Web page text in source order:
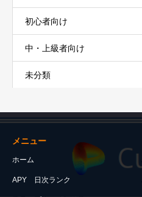
初心者向け
中・上級者向け
未分類
メニュー
ホーム
APY 日次ランク